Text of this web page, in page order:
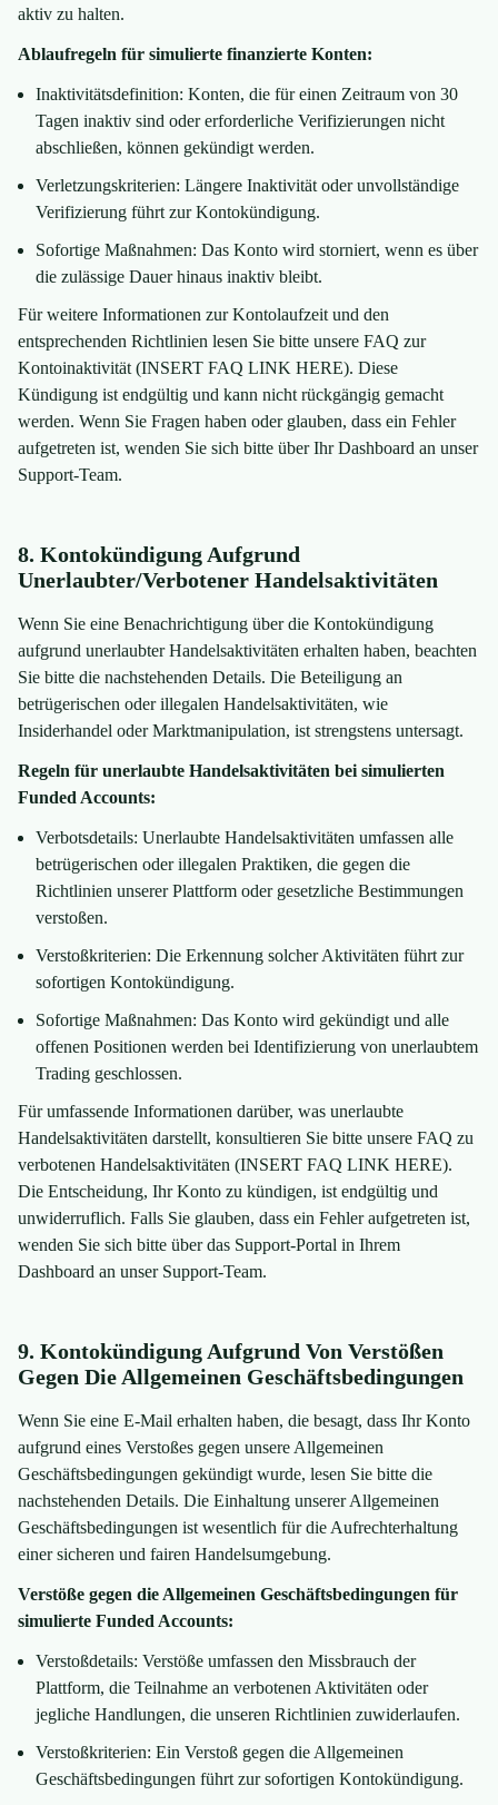
aktiv zu halten.
Ablaufregeln für simulierte finanzierte Konten:
Inaktivitätsdefinition: Konten, die für einen Zeitraum von 30
Tagen inaktiv sind oder erforderliche Verifizierungen nicht
abschließen, können gekündigt werden.
Verletzungskriterien: Längere Inaktivität oder unvollständige
Verifizierung führt zur Kontokündigung.
Sofortige Maßnahmen: Das Konto wird storniert, wenn es über
die zulässige Dauer hinaus inaktiv bleibt.
Für weitere Informationen zur Kontolaufzeit und den
entsprechenden Richtlinien lesen Sie bitte unsere FAQ zur
Kontoinaktivität (INSERT FAQ LINK HERE). Diese
Kündigung ist endgültig und kann nicht rückgängig gemacht
werden. Wenn Sie Fragen haben oder glauben, dass ein Fehler
aufgetreten ist, wenden Sie sich bitte über Ihr Dashboard an unser
Support-Team.
8. Kontokündigung Aufgrund
Unerlaubter/verbotener Handelsaktivitäten
Wenn Sie eine Benachrichtigung über die Kontokündigung
aufgrund unerlaubter Handelsaktivitäten erhalten haben, beachten
Sie bitte die nachstehenden Details. Die Beteiligung an
betrügerischen oder illegalen Handelsaktivitäten, wie
Insiderhandel oder Marktmanipulation, ist strengstens untersagt.
Regeln für unerlaubte Handelsaktivitäten bei simulierten
Funded Accounts:
Verbotsdetails: Unerlaubte Handelsaktivitäten umfassen alle
betrügerischen oder illegalen Praktiken, die gegen die
Richtlinien unserer Plattform oder gesetzliche Bestimmungen
verstoßen.
Verstoßkriterien: Die Erkennung solcher Aktivitäten führt zur
sofortigen Kontokündigung.
Sofortige Maßnahmen: Das Konto wird gekündigt und alle
offenen Positionen werden bei Identifizierung von unerlaubtem
Trading geschlossen.
Für umfassende Informationen darüber, was unerlaubte
Handelsaktivitäten darstellt, konsultieren Sie bitte unsere FAQ zu
verbotenen Handelsaktivitäten (INSERT FAQ LINK HERE).
Die Entscheidung, Ihr Konto zu kündigen, ist endgültig und
unwiderruflich. Falls Sie glauben, dass ein Fehler aufgetreten ist,
wenden Sie sich bitte über das Support-Portal in Ihrem
Dashboard an unser Support-Team.
9. Kontokündigung Aufgrund Von Verstößen
Gegen Die Allgemeinen Geschäftsbedingungen
Wenn Sie eine E-Mail erhalten haben, die besagt, dass Ihr Konto
aufgrund eines Verstoßes gegen unsere Allgemeinen
Geschäftsbedingungen gekündigt wurde, lesen Sie bitte die
nachstehenden Details. Die Einhaltung unserer Allgemeinen
Geschäftsbedingungen ist wesentlich für die Aufrechterhaltung
einer sicheren und fairen Handelsumgebung.
Verstöße gegen die Allgemeinen Geschäftsbedingungen für
simulierte Funded Accounts:
Verstoßdetails: Verstöße umfassen den Missbrauch der
Plattform, die Teilnahme an verbotenen Aktivitäten oder
jegliche Handlungen, die unseren Richtlinien zuwiderlaufen.
Verstoßkriterien: Ein Verstoß gegen die Allgemeinen
Geschäftsbedingungen führt zur sofortigen Kontokündigung.